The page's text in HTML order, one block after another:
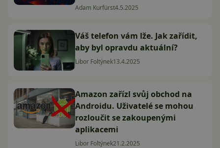
Adam Kurfürst4.5.2025
Váš telefon vám lže. Jak zařídit,
aby byl opravdu aktuální?
Libor Foltýnek13.4.2025
Amazon zařízl svůj obchod na
Androidu. Uživatelé se mohou
rozloučit se zakoupenými
aplikacemi
Libor Foltýnek21.2.2025